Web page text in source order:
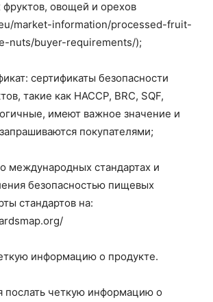
фруктов, овощей и орехов
market-information/processed-fruit-
nuts/buyer-requirements/);
сертификаты безопасности
такие как HACCP, BRC, SQF,
имеют важное значение и
покупателями;
международных стандартах и
безопасностью пищевых
стандартов на:
информацию о продукте.
послать четкую информацию о